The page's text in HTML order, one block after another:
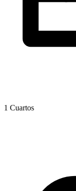
1 Cuartos